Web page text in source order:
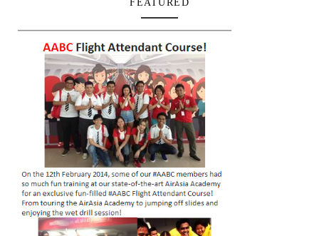
FEATURED